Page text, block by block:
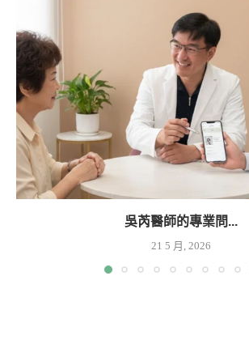
吳芮醫師的專業問...
21 5 月, 2026